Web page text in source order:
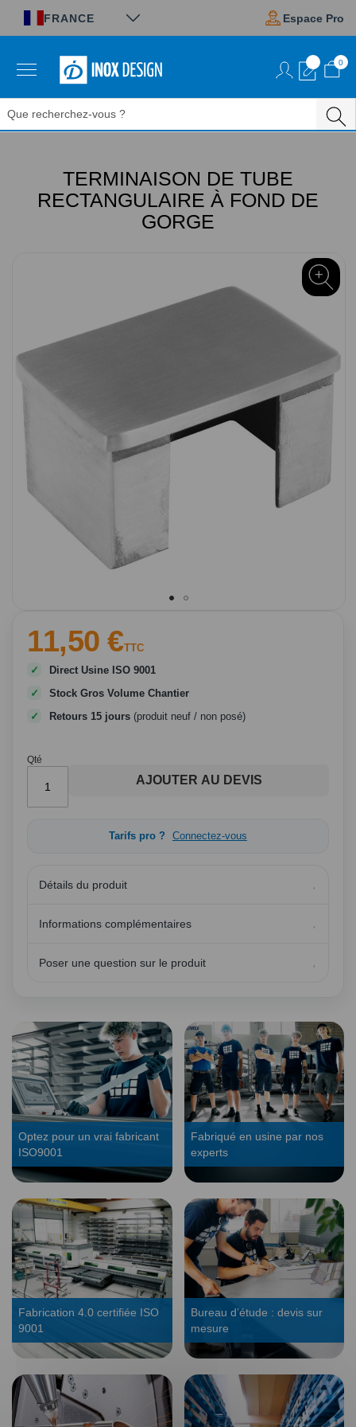
FRANCE Espace Pro
0
contenu
TERMINAISON DE TUBE
RECTANGULAIRE À FOND DE
GORGE
galerie
d’images
début
Galerie
d’images
11,50 €TTC
Direct Usine ISO 9001
Stock Gros Volume Chantier
Retours 15 jours (produit neuf / non posé)
Qté
AJOUTER AU DEVIS
Tarifs pro ? Connectez-vous
Détails du produit
Informations complémentaires
Poser une question sur le produit
Optez pour un vrai fabricant
ISO9001
Fabriqué en usine par nos
experts
Fabrication 4.0 certifiée ISO
9001
Bureau d’étude : devis sur
mesure
Panneau de gestion des cookies